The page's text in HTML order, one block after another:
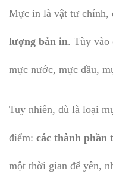
Mực in là vật tư chính,
lượng bản in. Tùy vào
mực nước, mực dầu,
Tuy nhiên, dù là loại
điểm: các thành phần
một thời gian để yên,